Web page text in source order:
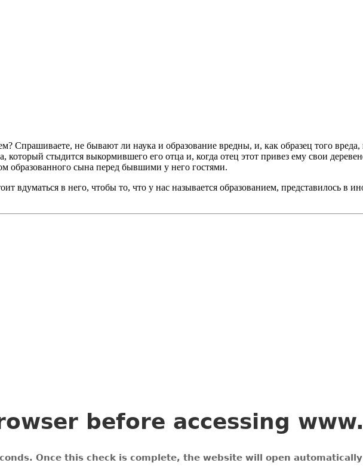
Спрашиваете, не бывают ли наука и образование вредны, и, как образец того вреда,
который стыдится выкормившего его отца и, когда отец этот привез ему свои
образованного сына перед бывшими у него гостями.
вдуматься в него, чтобы то, что у нас называется образованием, представилось в